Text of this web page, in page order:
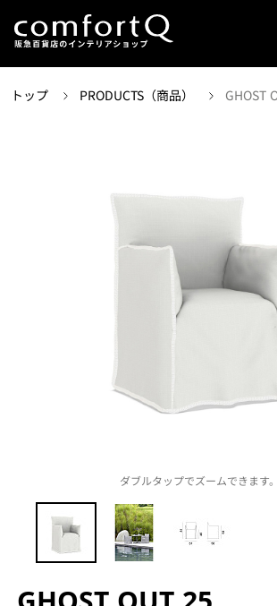
トップ PRODUCTS（商品） GHOST
ダブルタップでズームできます。